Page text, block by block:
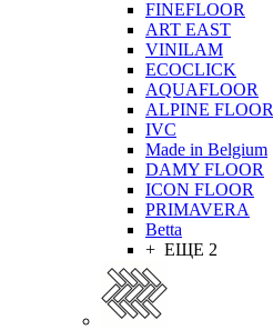
FINEFLOOR
ART EAST
VINILAM
ECOCLICK
AQUAFLOOR
ALPINE FLOOR
IVC
Made in Belgium
DAMY FLOOR
ICON FLOOR
PRIMAVERA
Betta
+ ЕЩЕ 2